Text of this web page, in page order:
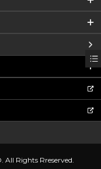
All Rights Rreserved.